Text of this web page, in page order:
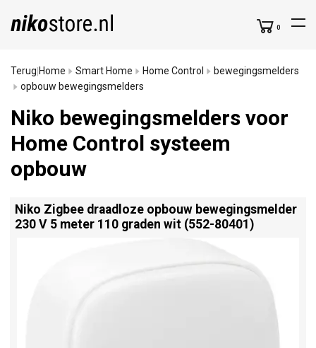
0
Terug Home Smart Home Home Control
bewegingsmelders
opbouw bewegingsmelders
Niko bewegingsmelders voor
Home Control systeem
opbouw
Niko Zigbee draadloze opbouw bewegingsmelder
230 V 5 meter 110 graden wit (552-80401)